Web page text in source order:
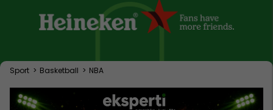
Sport > Basketball > NBA